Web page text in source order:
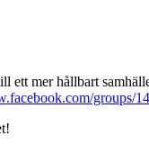
mer hållbart
groups/